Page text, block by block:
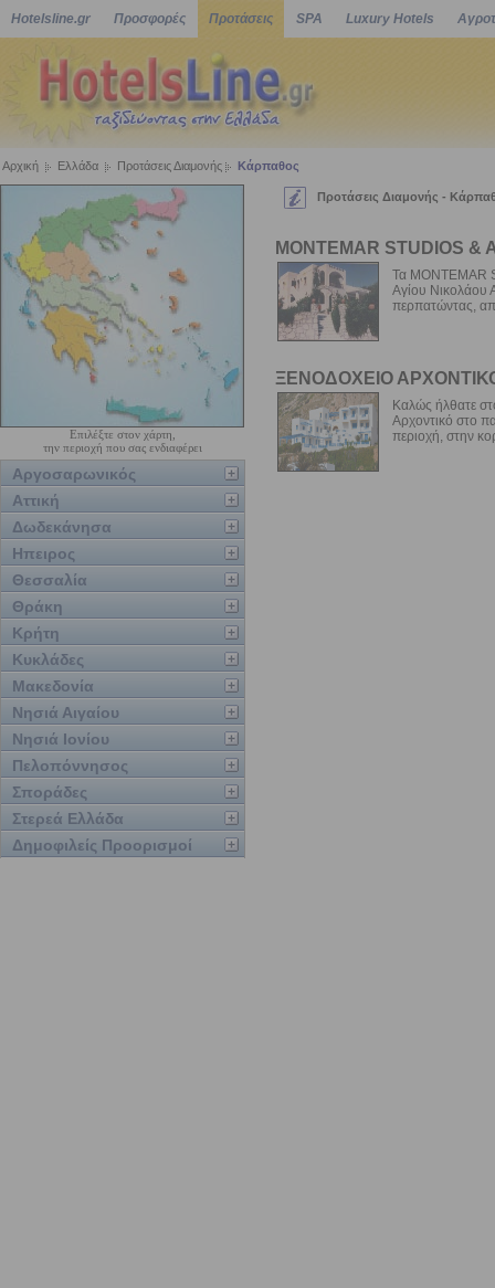
Hotelsline.gr Προσφορές Προτάσεις SPA Luxury Hotels
Αρχική Ελλάδα Προτάσεις Διαμονής Κάρπαθος
Επιλέξτε στον χάρτη,
την περιοχή που σας ενδιαφέρει
Αργοσαρωνικός
Αττική
Δωδεκάνησα
Ηπειρος
Θεσσαλία
Θράκη
Κρήτη
Κυκλάδες
Μακεδονία
Νησιά Αιγαίου
Νησιά Ιονίου
Πελοπόννησος
Σποράδες
Στερεά Ελλάδα
Δημοφιλείς Προορισμοί
Προτάσεις Διαμονής -
MONTEMAR STUDIOS &
Τα MONTEMAR
Αγίου Νικολάου
περπατώντας,
ΞΕΝΟΔΟΧΕΙΟ
Καλώς ήλθατε
Αρχοντικό στο
περιοχή, στην